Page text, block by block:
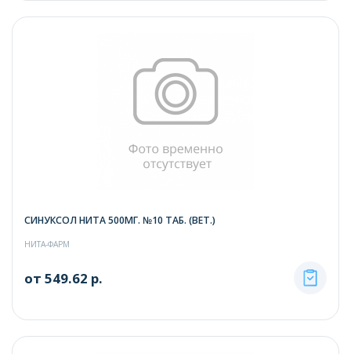
СИНУКСОЛ НИТА 500МГ. №10 ТАБ. (ВЕТ.)
НИТА-ФАРМ
от 549.62 р.